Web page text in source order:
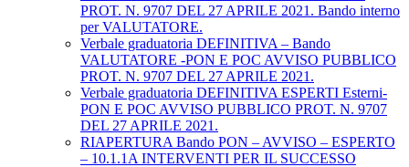
PROT. N. 9707 DEL 27 APRILE 2021. Bando interno
per VALUTATORE.
Verbale graduatoria DEFINITIVA – Bando
VALUTATORE -PON E POC AVVISO PUBBLICO
PROT. N. 9707 DEL 27 APRILE 2021.
Verbale graduatoria DEFINITIVA ESPERTI Esterni-
PON E POC AVVISO PUBBLICO PROT. N. 9707
DEL 27 APRILE 2021.
RIAPERTURA Bando PON – AVVISO – ESPERTO
– 10.1.1A INTERVENTI PER IL SUCCESSO